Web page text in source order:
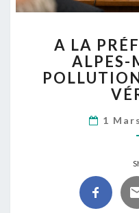
A LA
ALPES-
1